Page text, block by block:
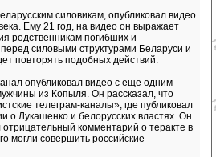
силовикам, опубликовал видео
Ему 21 год, на видео он выражает
родственникам погибших и
силовыми структурами Беларуси и
повторять подобных действий.
опубликовал видео с еще одним
из Копыля. Он рассказал, что
телеграм-каналы», где публиковал
о Лукашенко и белорусских властях. Он
комментарий о теракте в
могли совершить российские